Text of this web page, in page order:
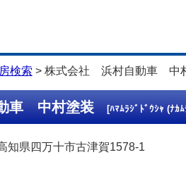
検索 > 株式会社 浜村自動車 中
車 中村塗装 [ﾊﾏﾑﾗｼﾞﾄﾞｳｼｬ (ﾅｶ
知県四万十市古津賀1578-1